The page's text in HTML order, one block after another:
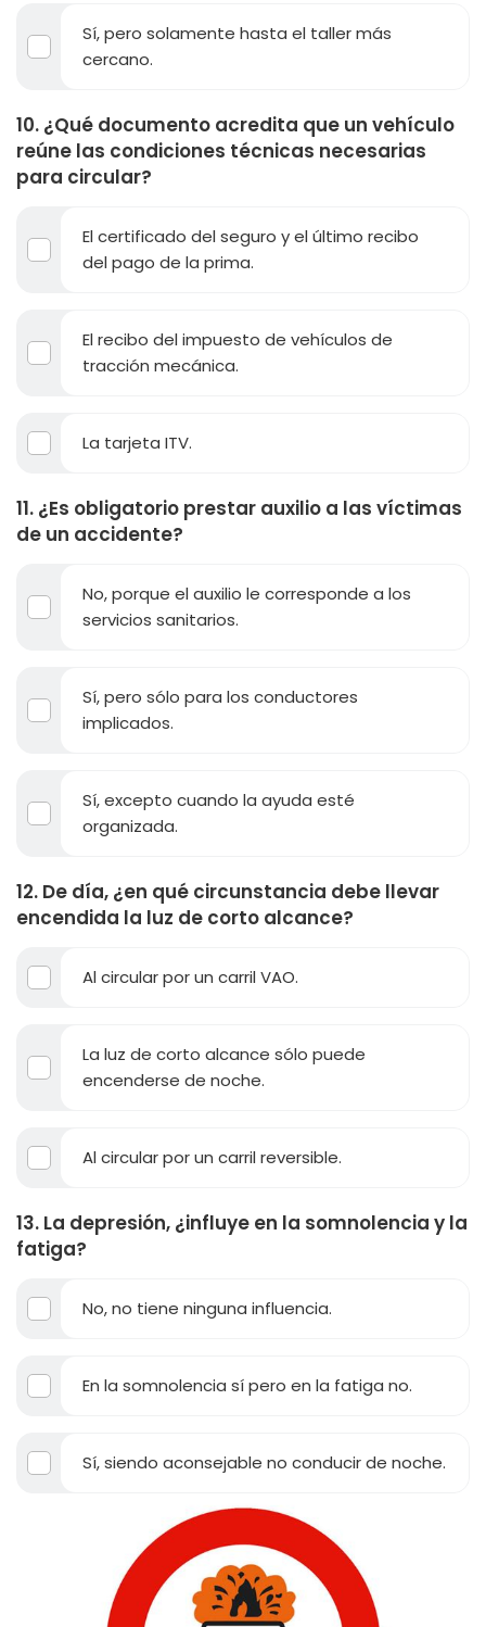
Sí, pero solamente hasta el taller más
cercano.
10. ¿Qué documento acredita que un vehículo
reúne las condiciones técnicas necesarias
para circular?
El certificado del seguro y el último recibo
del pago de la prima.
El recibo del impuesto de vehículos de
tracción mecánica.
La tarjeta ITV.
11. ¿Es obligatorio prestar auxilio a las víctimas
de un accidente?
No, porque el auxilio le corresponde a los
servicios sanitarios.
Sí, pero sólo para los conductores
implicados.
Sí, excepto cuando la ayuda esté
organizada.
12. De día, ¿en qué circunstancia debe llevar
encendida la luz de corto alcance?
Al circular por un carril VAO.
La luz de corto alcance sólo puede
encenderse de noche.
Al circular por un carril reversible.
13. La depresión, ¿influye en la somnolencia y la
fatiga?
No, no tiene ninguna influencia.
En la somnolencia sí pero en la fatiga no.
Sí, siendo aconsejable no conducir de noche.